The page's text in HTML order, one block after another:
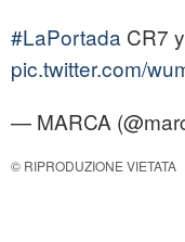
#LaPortada CR7
pic.twitter.com/
— MARCA
© RIPRODUZIONE VIETATA